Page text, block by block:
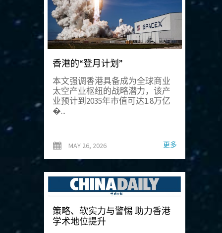
香港的“登月计划”
本文强调香港具备成为全球商业
太空产业枢纽的战略潜力，该产
业预计到2035年市值可达1.8万亿
�...
MAY 26, 2026 更多
策略、软实力与警惕 助力香港
学术地位提升